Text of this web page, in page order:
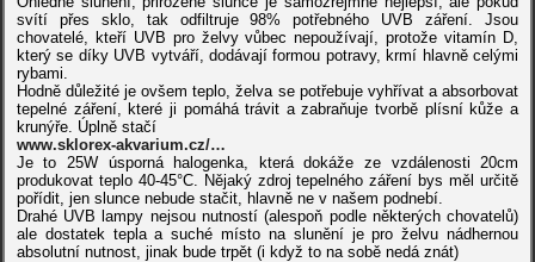
svítí přes sklo, tak odfiltruje 98% potřebného UVB záření. Jsou
chovatelé, kteří UVB pro želvy vůbec nepoužívají, protože vitamín D,
který se díky UVB vytváří, dodávají formou potravy, krmí hlavně celými
rybami.
Hodně důležité je ovšem teplo, želva se potřebuje vyhřívat a absorbovat
tepelné záření, které ji pomáhá trávit a zabraňuje tvorbě plísní kůže a
krunýře. Úplně stačí
www.sklorex-akvarium.cz/…
Je to 25W úsporná halogenka, která dokáže ze vzdálenosti 20cm
produkovat teplo 40-45°C. Nějaký zdroj tepelného záření bys měl určitě
pořídit, jen slunce nebude stačit, hlavně ne v našem podnebí.
Drahé UVB lampy nejsou nutností (alespoň podle některých chovatelů)
ale dostatek tepla a suché místo na slunění je pro želvu nádhernou
absolutní nutnost, jinak bude trpět (i když to na sobě nedá znát)